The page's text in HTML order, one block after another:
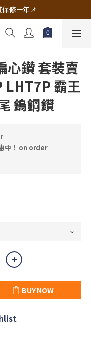
慶五金網拍🔧
修一年📌
慶五金網拍🔧
心鑽 套裝賣
LHT7P 霸王
鎢鋼鑽
惠中！ on order
BUY NOW